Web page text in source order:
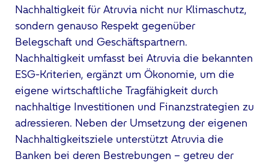
Nachhaltigkeit für Atruvia nicht nur Klimaschutz,
sondern genauso Respekt gegenüber
Belegschaft und Geschäftspartnern.
Nachhaltigkeit umfasst bei Atruvia die bekannten
ESG-Kriterien, ergänzt um Ökonomie, um die
eigene wirtschaftliche Tragfähigkeit durch
nachhaltige Investitionen und Finanzstrategien zu
adressieren. Neben der Umsetzung der eigenen
Nachhaltigkeitsziele unterstützt Atruvia die
Banken bei deren Bestrebungen – getreu der